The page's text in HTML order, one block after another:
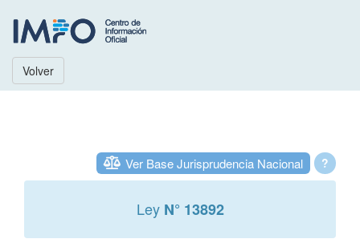
Volver
?
Ver Base Jurisprudencia Nacional
Ley N° 13892